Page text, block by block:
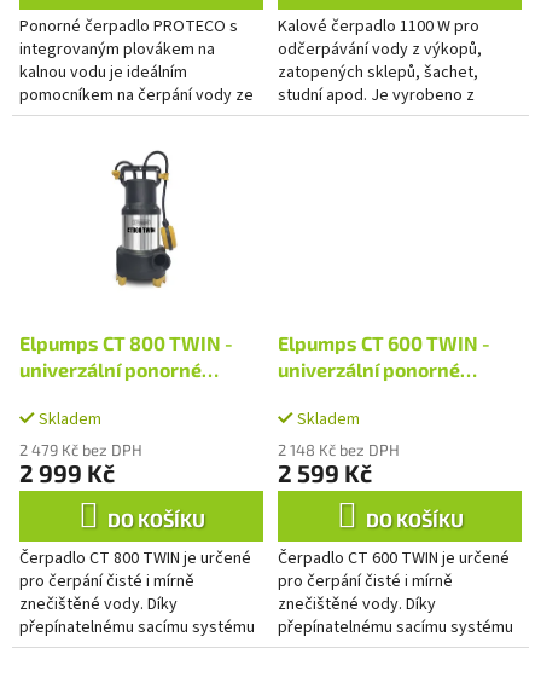
Ponorné čerpadlo PROTECO s
integrovaným plovákem na
kalnou vodu je ideálním
pomocníkem na čerpání vody ze
zatopených místností,
odvodňování. Díky...
Kalové čerpadlo 1100 W pro
odčerpávání vody z výkopů,
zatopených sklepů, šachet,
studní apod. Je vyrobeno z
kvalitní šedé litiny. Plášť čerpadla
Elpumps CT 800 TWIN -
univerzální ponorné
Skladem
2 479 Kč bez DPH
2 999 Kč
DO KOŠÍKU
Čerpadlo CT 800 TWIN je určené
pro čerpání čisté i mírně
znečištěné vody. Díky
přepínatelnému sacímu systému
se sklopnými nožkami (systém
Elpumps CT 600 TWIN -
univerzální ponorné
Skladem
2 148 Kč bez DPH
2 599 Kč
DO KOŠÍKU
Čerpadlo CT 600 TWIN je určené
pro čerpání čisté i mírně
znečištěné vody. Díky
přepínatelnému sacímu systému
se sklopnými nožkami (systém